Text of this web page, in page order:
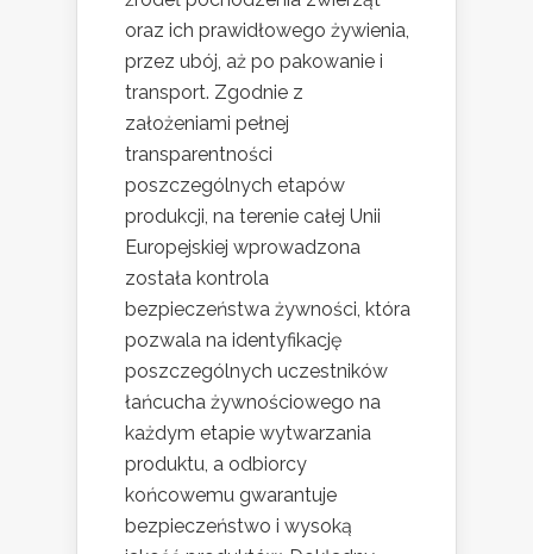
oraz ich prawidłowego żywienia,
przez ubój, aż po pakowanie i
transport. Zgodnie z
założeniami pełnej
transparentności
poszczególnych etapów
produkcji, na terenie całej Unii
Europejskiej wprowadzona
została kontrola
bezpieczeństwa żywności, która
pozwala na identyfikację
poszczególnych uczestników
łańcucha żywnościowego na
każdym etapie wytwarzania
produktu, a odbiorcy
końcowemu gwarantuje
bezpieczeństwo i wysoką